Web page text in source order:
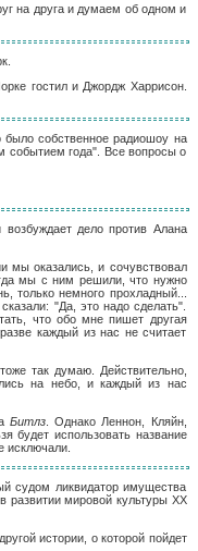
на друга и думаем об одном и
гостил и Джордж Харрисон.
было собственное радиошоу на
года". Все вопросы о
возбуждает дело против Алана
мы оказались, и сочувствовал
мы с ним решили, что нужно
немного прохладный...
"Да, это надо сделать".
что обо мне пишет другая
каждый из нас не считает
так думаю. Действительно,
на небо, и каждый из нас
Битлз . Однако Леннон, Кляйн,
будет использовать название
исключали.
судом ликвидатор имущества
развитии мировой культуры XX
истории, о которой пойдет